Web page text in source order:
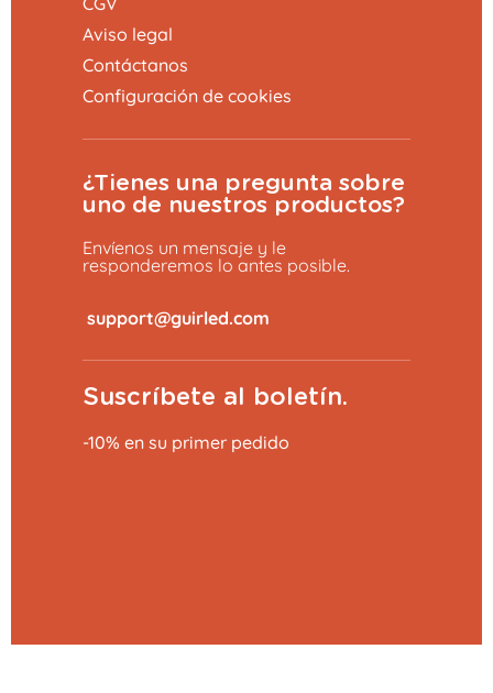
Aviso legal
Contáctanos
Configuración de cookies
¿Tienes una pregunta sobre
uno de nuestros productos?
Envíenos un mensaje y le
responderemos lo antes posible.
Suscríbete al boletín.
-10% en su primer pedido